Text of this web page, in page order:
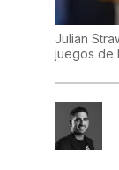
Julian
juegos de